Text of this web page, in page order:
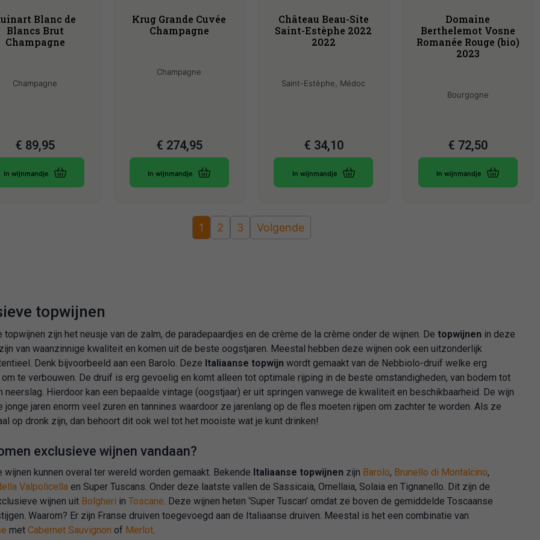
Blanc de
Blancs Brut
Champagne
Champagne
€ 89,95
In wijnmandje
Krug Grande Cuvée
Champagne
Champagne
€ 274,95
In wijnmandje
Château Beau-Site
Saint-Estèphe 2022
2022
Saint-Estèphe, Médoc
€ 34,10
In wijnmandje
Domaine
Berthelemot Vosne
Romanée Rouge (bio)
2023
Bourgogne
€ 72,50
In wijnmandje
1 2 3 Volgende
topwijnen
topwijnen zijn het neusje van de zalm, de paradepaardjes en de crème de la crème onder de wijnen. De topwijnen in deze
van waanzinnige kwaliteit en komen uit de beste oogstjaren. Meestal hebben deze wijnen ook een uitzonderlijk
Denk bijvoorbeeld aan een Barolo. Deze Italiaanse topwijn wordt gemaakt van de Nebbiolo-druif welke erg
te verbouwen. De druif is erg gevoelig en komt alleen tot optimale rijping in de beste omstandigheden, van bodem tot
neerslag. Hierdoor kan een bepaalde vintage (oogstjaar) er uit springen vanwege de kwaliteit en beschikbaarheid. De wijn
jonge jaren enorm veel zuren en tannines waardoor ze jarenlang op de fles moeten rijpen om zachter te worden. Als ze
op dronk zijn, dan behoort dit ook wel tot het mooiste wat je kunt drinken!
exclusieve wijnen vandaan?
wijnen kunnen overal ter wereld worden gemaakt. Bekende Italiaanse topwijnen zijn Barolo, Brunello di Montalcino,
Valpolicella en Super Tuscans. Onder deze laatste vallen de Sassicaia, Ornellaia, Solaia en Tignanello. Dit zijn de
wijnen uit Bolgheri in Toscane. Deze wijnen heten ‘Super Tuscan’ omdat ze boven de gemiddelde Toscaanse
Waarom? Er zijn Franse druiven toegevoegd aan de Italiaanse druiven. Meestal is het een combinatie van
met Cabernet Sauvignon of Merlot.